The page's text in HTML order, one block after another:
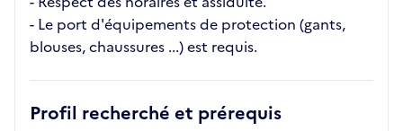
- Le port d'équipements de protection (gants,
blouses, chaussures ...) est requis.
Profil recherché et prérequis